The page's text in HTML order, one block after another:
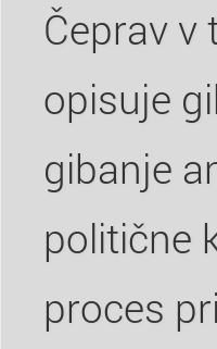
Čeprav
opisuje
gibanje
politične
proces